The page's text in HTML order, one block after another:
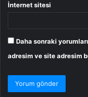
İnternet sitesi
Daha sonraki
adresim ve site adresim